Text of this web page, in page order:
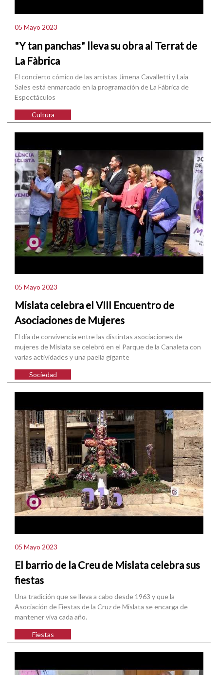
05 Mayo 2023
"Y tan panchas" lleva su obra al Terrat de
La Fàbrica
El concierto cómico de las artistas Jimena Cavalletti y Laia
Sales está enmarcado en la programación de La Fábrica de
Espectáculos
Cultura
05 Mayo 2023
Mislata celebra el VIII Encuentro de
Asociaciones de Mujeres
El día de convivencia entre las distintas asociaciones de
mujeres de Mislata se celebró en el Parque de la Canaleta con
varias actividades y una paella gigante
Sociedad
05 Mayo 2023
El barrio de la Creu de Mislata celebra sus
fiestas
Una tradición que se lleva a cabo desde 1963 y que la
Asociación de Fiestas de la Cruz de Mislata se encarga de
mantener viva cada año.
Fiestas